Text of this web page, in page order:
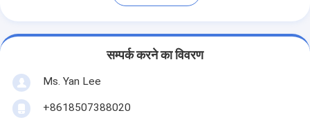
सम्पर्क करने का विवरण
Ms. Yan Lee
+8618507388020